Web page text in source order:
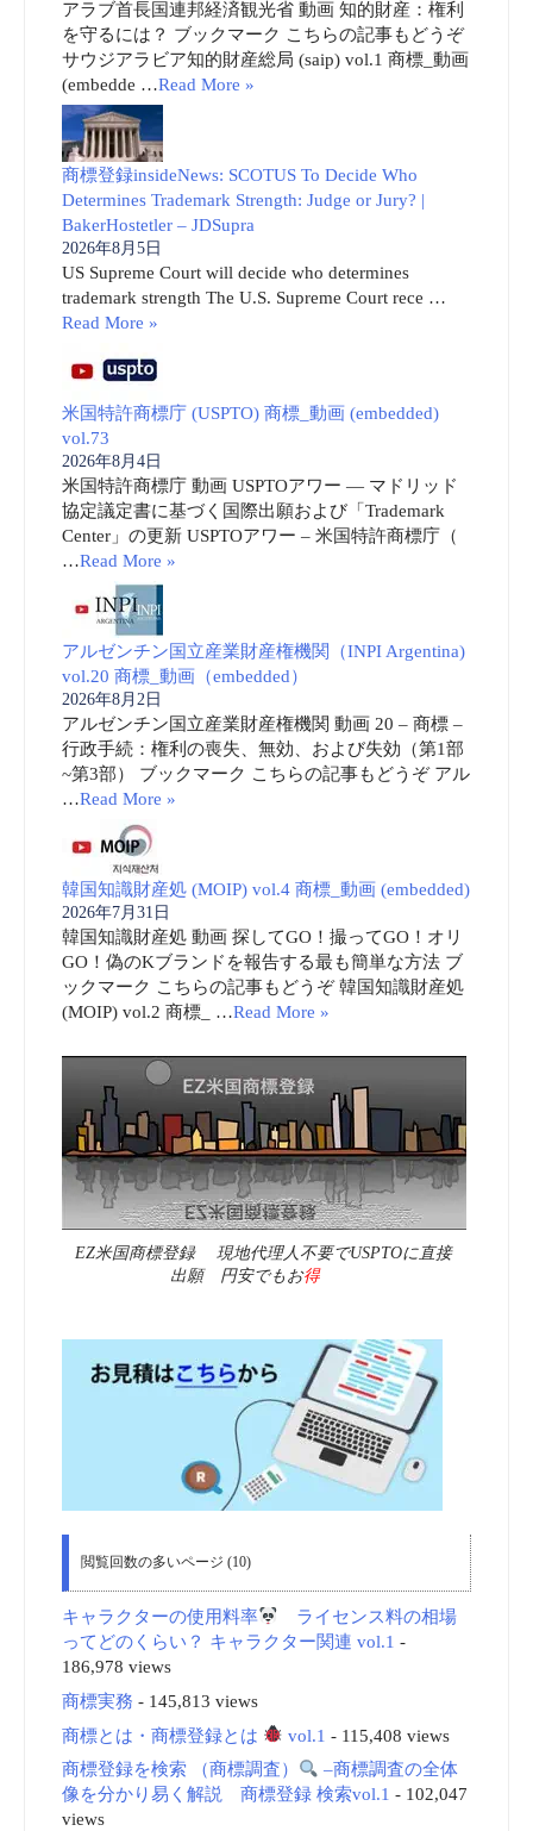
アラブ首長国連邦経済観光省 動画 知的財産：権利
を守るには？ ブックマーク こちらの記事もどうぞ
サウジアラビア知的財産総局 (saip) vol.1 商標_動画
(embedde …Read More »
商標登録insideNews: SCOTUS To Decide Who
Determines Trademark Strength: Judge or Jury? |
BakerHostetler – JDSupra
2026年8月5日
US Supreme Court will decide who determines
trademark strength The U.S. Supreme Court rece …
Read More »
米国特許商標庁 (USPTO) 商標_動画 (embedded)
vol.73
2026年8月4日
米国特許商標庁 動画 USPTOアワー ― マドリッド
協定議定書に基づく国際出願および「Trademark
Center」の更新 USPTOアワー – 米国特許商標庁（
…Read More »
アルゼンチン国立産業財産権機関（INPI Argentina)
vol.20 商標_動画（embedded）
2026年8月2日
アルゼンチン国立産業財産権機関 動画 20 – 商標 –
行政手続：権利の喪失、無効、および失効（第1部
~第3部） ブックマーク こちらの記事もどうぞ アル
…Read More »
韓国知識財産処 (MOIP) vol.4 商標_動画 (embedded)
2026年7月31日
韓国知識財産処 動画 探してGO！撮ってGO！オリ
GO！偽のKブランドを報告する最も簡単な方法 ブ
ックマーク こちらの記事もどうぞ 韓国知識財産処
(MOIP) vol.2 商標_ …Read More »
EZ米国商標登録 現地代理人不要でUSPTOに直接
出願 円安でもお得
閲覧回数の多いページ (10)
キャラクターの使用料率
ライセンス料の相場
ってどのくらい？ キャラクター関連 vol.1 -
186,978 views
商標実務 - 145,813 views
商標とは・商標登録とは
vol.1 - 115,408 views
商標登録を検索 （商標調査）
–商標調査の全体
像を分かり易く解説 商標登録 検索vol.1 - 102,047
views